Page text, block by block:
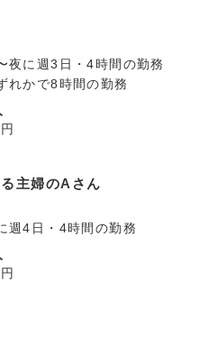
夜に週3日・4時間の勤務
れかで8時間の勤務
主婦のAさん
週4日・4時間の勤務